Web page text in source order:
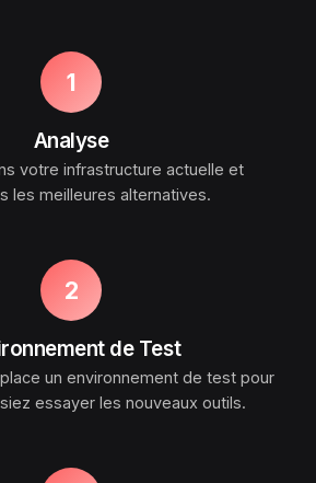
1
Analyse
votre infrastructure actuelle et
les meilleures alternatives.
2
de Test
un environnement de test pour
essayer les nouveaux outils.